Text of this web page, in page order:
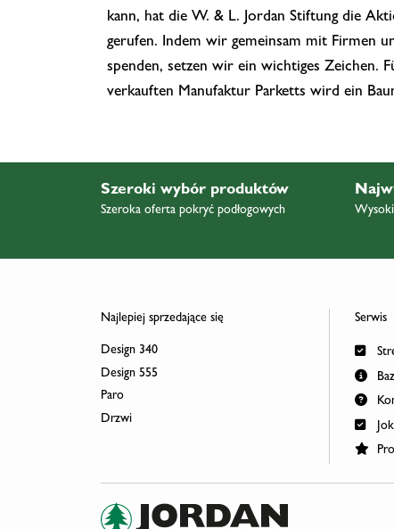
kann, hat die W. & L. Jordan Stiftung die
gerufen. Indem wir gemeinsam mit Firmen
spenden, setzen wir ein wichtiges Zeichen.
verkauften Manufaktur Parketts wird ein
Szeroki wybór produktów
Szeroka oferta pokryć podłogowych
Najlepiej sprzedające się
Design 340
Design 555
Paro
Drzwi
Serwis